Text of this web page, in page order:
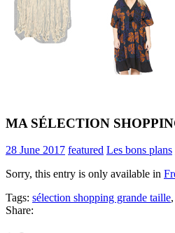
MA SÉLECTION
28 June 2017 featured Les bons plans
Sorry, this entry is only available in
Tags: sélection shopping grande taille,
Share: